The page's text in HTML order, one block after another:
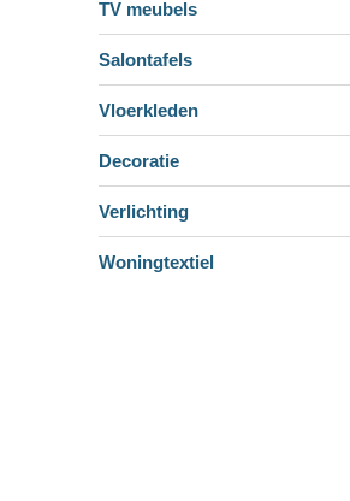
TV meubels
Salontafels
Vloerkleden
Decoratie
Verlichting
Woningtextiel